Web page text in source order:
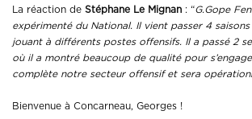
La réaction de Stéphane Le Mignan : “G.Gope
expérimenté du National. Il vient passer 4 saisons
jouant à différents postes offensifs. Il a passé 2
où il a montré beaucoup de qualité pour
complète notre secteur offensif et sera
Bienvenue à Concarneau, Georges !